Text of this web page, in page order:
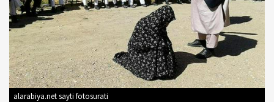
alarabiya.net sayti fotosurati